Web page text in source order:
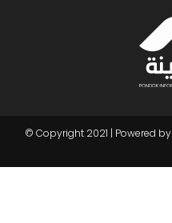
© Copyright 2021 | Powered by